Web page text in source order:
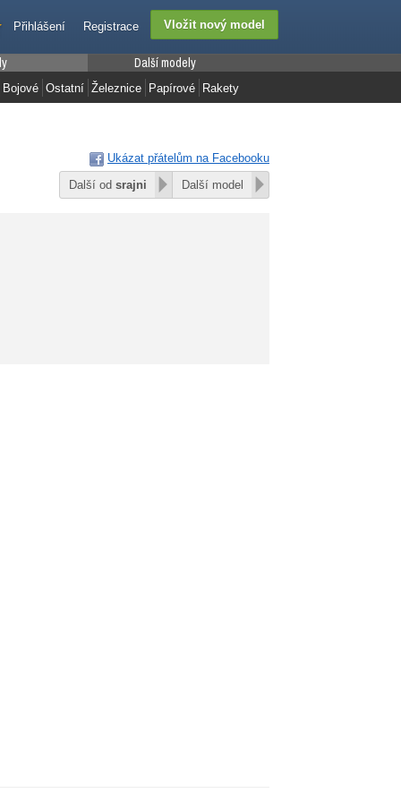
Registrace
Přihlášení
Bojové Ostatní
Další modely
Železnice Papírové Rakety
Ukázat přátelům na Facebooku
Další od srajni Další model